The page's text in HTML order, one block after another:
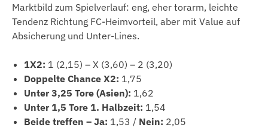
Marktbild zum Spielverlauf: eng, eher torarm, leichte
Tendenz Richtung FC-Heimvorteil, aber mit Value auf
Absicherung und Unter-Lines.
1X2: 1 (2,15) – X (3,60) – 2 (3,20)
Doppelte Chance X2: 1,75
Unter 3,25 Tore (Asien): 1,62
Unter 1,5 Tore 1. Halbzeit: 1,54
Beide treffen – Ja: 1,53 / Nein: 2,05